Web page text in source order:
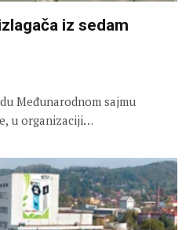
iz sedam
Međunarodnom sajmu
u organizaciji…